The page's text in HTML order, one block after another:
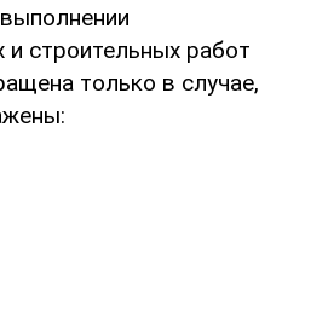
и строительных работ
только в случае,